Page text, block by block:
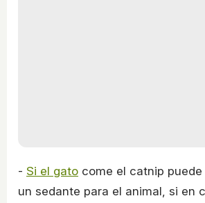
- Si el gato come el catnip
un sedante para el animal, si en